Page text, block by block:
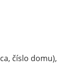
číslo domu),